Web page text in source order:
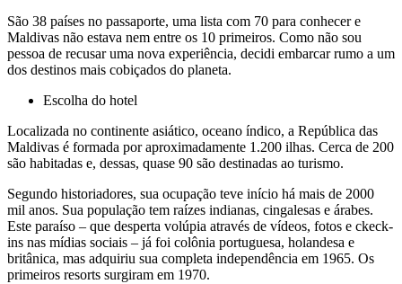
São 38 países no passaporte, uma lista com 70 para conhecer e
Maldivas não estava nem entre os 10 primeiros. Como não sou
pessoa de recusar uma nova experiência, decidi embarcar rumo a um
dos destinos mais cobiçados do planeta.
Escolha do hotel
Localizada no continente asiático, oceano índico, a República das
Maldivas é formada por aproximadamente 1.200 ilhas. Cerca de 200
são habitadas e, dessas, quase 90 são destinadas ao turismo.
Segundo historiadores, sua ocupação teve início há mais de 2000
mil anos. Sua população tem raízes indianas, cingalesas e árabes.
Este paraíso – que desperta volúpia através de vídeos, fotos e ckeck-
ins nas mídias sociais – já foi colônia portuguesa, holandesa e
britânica, mas adquiriu sua completa independência em 1965. Os
primeiros resorts surgiram em 1970.